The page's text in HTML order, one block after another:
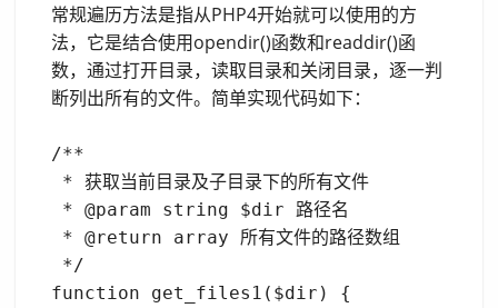
常规遍历方法是指从PHP4开始就可以使用的方
法，它是结合使用opendir()函数和readdir()函
数，通过打开目录，读取目录和关闭目录，逐一判
断列出所有的文件。简单实现代码如下：
/**
* 获取当前目录及子目录下的所有文件
* @param string $dir 路径名
* @return array 所有文件的路径数组
*/
function get_files1($dir) {